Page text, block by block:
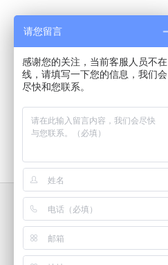
请您留言
感谢您的关注，当前客服人员不在
线，请填写一下您的信息，我们会
尽快和您联系。